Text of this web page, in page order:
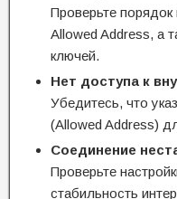
Проверьте
Allowed Address, а
ключей.
Нет доступа к
Убедитесь, что
(Allowed Address)
Соединение
Проверьте
стабильность